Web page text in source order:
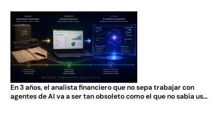
En 3 años, el analista financiero que no sepa trabajar con
agentes de AI va a ser tan obsoleto como el que no sabía usar